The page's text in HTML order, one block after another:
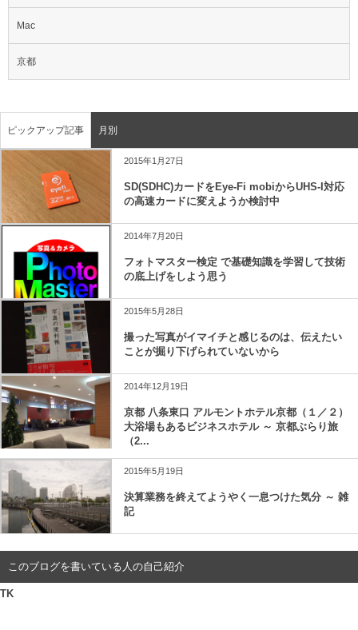
Mac
京都
ピックアップ記事 月別
2015年1月27日
SD(SDHC)カードをEye-Fi mobiからUHS-I対応
の高速カードに変えようか検討中
2014年7月20日
フォトマスター検定 で基礎知識を学習して技術
の底上げをしよう思う
2015年5月28日
撮った写真がイマイチと感じるのは、伝えたい
ことが掘り下げられていないから
2014年12月19日
京都 八条東口 アルモントホテル京都（１／２）
大浴場もあるビジネスホテル ～ 京都ぶらり旅
（2...
2015年5月19日
決算業務を終えてようやく一息つけた気分 ～ 雑
記
このブログを書いている人の自己紹介
TK